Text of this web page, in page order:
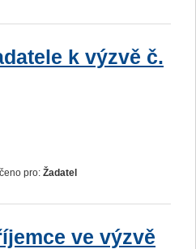
k výzvě č.
pro: Žadatel
ve výzvě